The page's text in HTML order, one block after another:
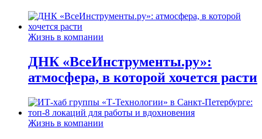
Жизнь в компании
ДНК «ВсеИнструменты.ру»:
атмосфера, в которой хочется расти
Жизнь в компании